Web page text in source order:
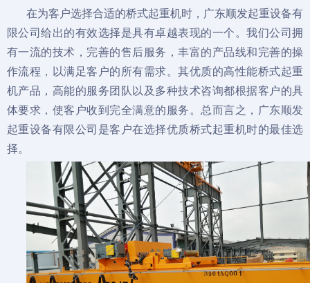
在为客户选择合适的桥式起重机时，广东顺发起重设备有
限公司给出的有效选择是具有卓越表现的一个。我们公司拥
有一流的技术，完善的售后服务，丰富的产品线和完善的操
作流程，以满足客户的所有需求。其优质的高性能桥式起重
机产品，高能的服务团队以及多种技术咨询都根据客户的具
体要求，使客户收到完全满意的服务。总而言之，广东顺发
起重设备有限公司是客户在选择优质桥式起重机时的最佳选
择。